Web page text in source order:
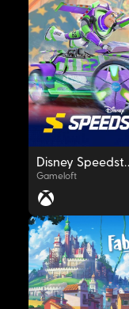
OYNAT
OYNAT
Gameloft